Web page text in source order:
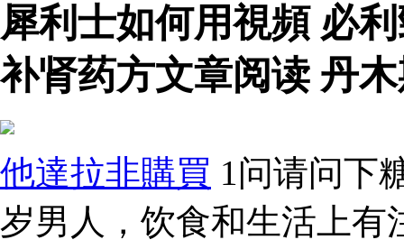
犀利士如何用視頻 必
补肾药方文章阅读 丹
他達拉非購買 1问请问下
岁男人，饮食和生活上有